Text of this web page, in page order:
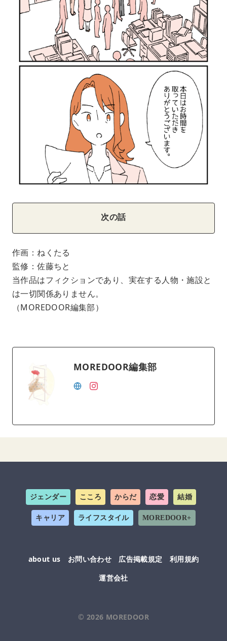
次の話
作画：ねくたる
監修：佐藤ちと
当作品はフィクションであり、実在する人物・施設と
は一切関係ありません。
（MOREDOOR編集部）
MOREDOOR編集部
ジェンダー こころ からだ 恋愛 結婚
キャリア ライフスタイル MOREDOOR+
about us お問い合わせ 広告掲載規定
利用規約
運営会社
© 2026 MOREDOOR